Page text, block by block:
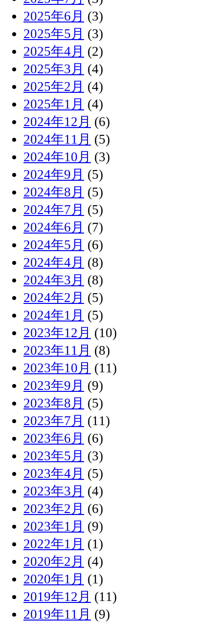
2025年6月 (3)
2025年5月 (3)
2025年4月 (2)
2025年3月 (4)
2025年2月 (4)
2025年1月 (4)
2024年12月 (6)
2024年11月 (5)
2024年10月 (3)
2024年9月 (5)
2024年8月 (5)
2024年7月 (5)
2024年6月 (7)
2024年5月 (6)
2024年4月 (8)
2024年3月 (8)
2024年2月 (5)
2024年1月 (5)
2023年12月 (10)
2023年11月 (8)
2023年10月 (11)
2023年9月 (9)
2023年8月 (5)
2023年7月 (11)
2023年6月 (6)
2023年5月 (3)
2023年4月 (5)
2023年3月 (4)
2023年2月 (6)
2023年1月 (9)
2022年1月 (1)
2020年2月 (4)
2020年1月 (1)
2019年12月 (11)
2019年11月 (9)